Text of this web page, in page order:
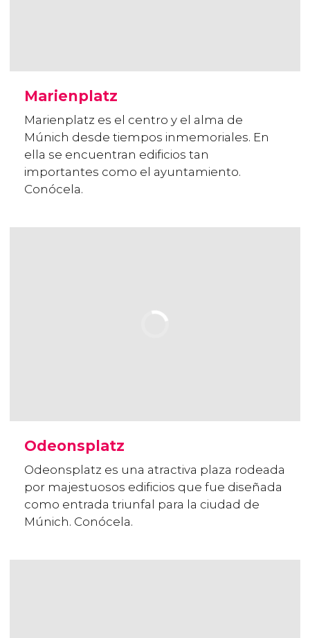
Marienplatz
Marienplatz es el centro y el alma de
Múnich desde tiempos inmemoriales. En
ella se encuentran edificios tan
importantes como el ayuntamiento.
Conócela.
Odeonsplatz
Odeonsplatz es una atractiva plaza rodeada
por majestuosos edificios que fue diseñada
como entrada triunfal para la ciudad de
Múnich. Conócela.